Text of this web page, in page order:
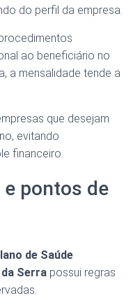
do perfil da empresa.
ao beneficiário no
a mensalidade tende a
que desejam
evitando
financeiro.
pontos de
de Saúde
Serra possui regras